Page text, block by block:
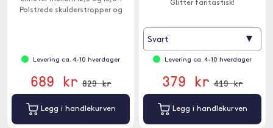
Polstrede skulderstropper og
Levering ca. 4-10 hverdager
689 kr 829 kr
Legg i handlekurven
Glitter fantastisk!
Svart ▾
Levering ca. 4-10 hverdager
379 kr 419 kr
Legg i handlekurven